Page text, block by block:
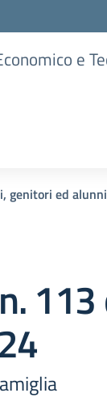
e
genitori ed alunni